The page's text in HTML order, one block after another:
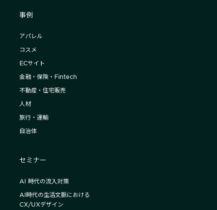
事例
アパレル
コスメ
ECサイト
金融・保険・Fintech
不動産・住宅販売
人材
旅行・運輸
自治体
セミナー
AI 時代の流入対策
AI時代の生活文脈における
CX/UXデザイン